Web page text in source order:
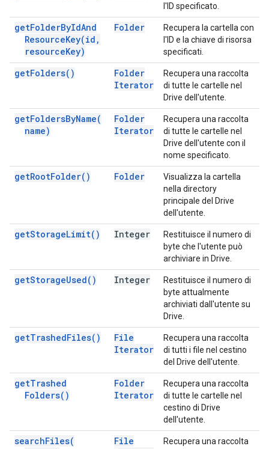
l'ID specificato.
getFolderByIdAnd
ResourceKey(id ,
resourceKey)
Folder
Recupera la cartella con
l'ID e la chiave di risorsa
specificati.
getFolders( )
Folder
Iterator
Recupera una raccolta
di tutte le cartelle nel
Drive dell'utente.
getFoldersByName(
name)
Folder
Iterator
Recupera una raccolta
di tutte le cartelle nel
Drive dell'utente con il
nome specificato.
getRootFolder( ) Folder
Visualizza la cartella
nella directory
principale del Drive
dell'utente.
getStorageLimit( ) Integer
Restituisce il numero di
byte che l'utente può
archiviare in Drive.
getStorageUsed( ) Integer
Restituisce il numero di
byte attualmente
archiviati dall'utente su
Drive.
getTrashedFiles( )
File
Iterator
Recupera una raccolta
di tutti i file nel cestino
del Drive dell'utente.
getTrashed
Folders( )
Folder
Iterator
Recupera una raccolta
di tutte le cartelle nel
cestino di Drive
dell'utente.
searchFiles(
File
Recupera una raccolta